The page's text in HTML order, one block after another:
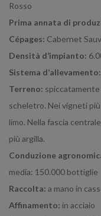
Rosso
Prima annata di
Cépages: Cabernet
Densità d’impianto:
Sistema d’allevamento:
Terreno:
scheletro. Nei vigneti
limo. Nella fascia
più argilla.
Conduzione
media: 150.000 bottiglie
Raccolta: a mano in
Affinamento: in acciaio